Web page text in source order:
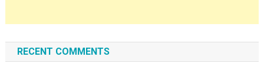
RECENT COMMENTS